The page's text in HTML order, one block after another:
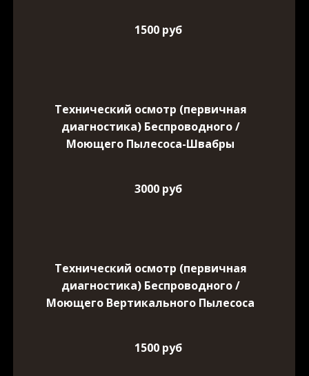
1500 руб
Технический осмотр (первичная
диагностика) Беспроводного /
Моющего Пылесоса-Швабры
3000 руб
Технический осмотр (первичная
диагностика) Беспроводного /
Моющего Вертикального Пылесоса
1500 руб